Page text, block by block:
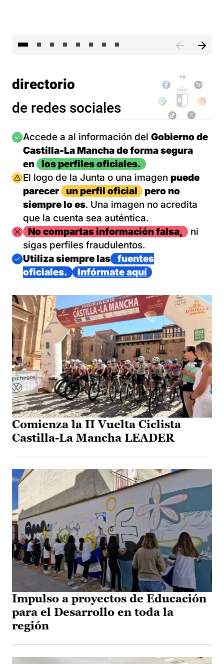
directorio
de redes sociales
Imagen
Accede a al información del Gobierno de
Castilla-La Mancha de forma segura
en
los perfiles oficiales.
Imagen
El logo de la Junta o una imagen puede
parecer
un perfil oficial
pero no
siempre lo es. Una imagen no acredita
que la cuenta sea auténtica.
ImagenNo compartas información falsa,
ni
sigas perfiles fraudulentos.
Imagen
Utiliza siempre las
fuentes
oficiales.
Infórmate aquí
Comienza la II Vuelta Ciclista
Castilla-La Mancha LEADER
Impulso a proyectos de Educación
para el Desarrollo en toda la
región